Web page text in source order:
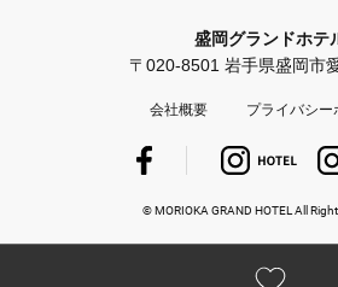
盛岡グランドホテ
〒020-8501 岩手県盛岡市
会社概要 プライバシー
© MORIOKA GRAND HOTEL All